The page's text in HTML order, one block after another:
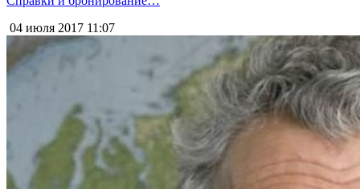
04 июля 2017 11:07